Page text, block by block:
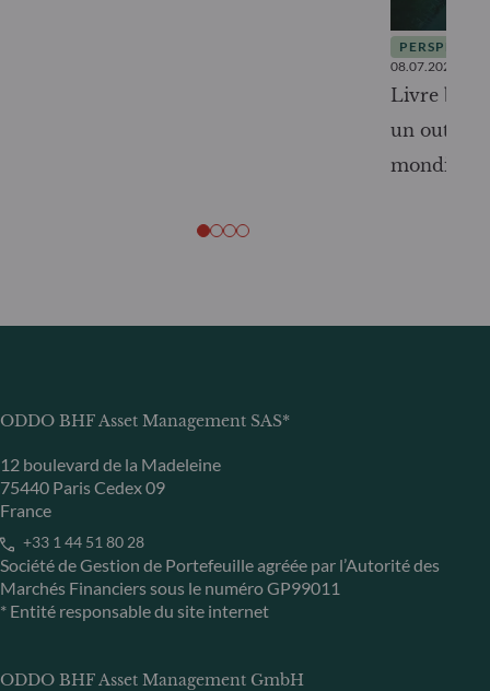
08.07.2026
Livre
un outil
mondiale
ODDO BHF Asset Management SAS*
12 boulevard de la Madeleine
75440 Paris Cedex 09
France
+33 1 44 51 80 28
Société de Gestion de Portefeuille agréée par l’Autorité des
Marchés Financiers sous le numéro GP99011
* Entité responsable du site internet
ODDO BHF Asset Management GmbH